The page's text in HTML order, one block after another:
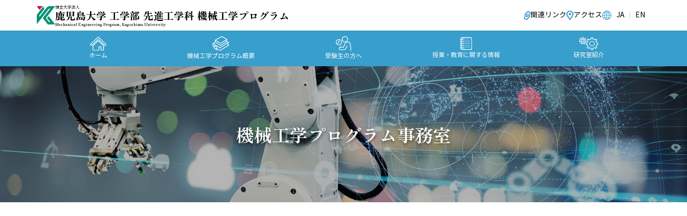
国立大学法人
鹿児島大学 工学部 先進工学科 機械工学プログラム
Mechanical Engineering Program, Kagoshima University
関連リンク アクセス JA EN
ホーム 機械工学プログラム概要 受験生の方へ 授業・教育に関する情報 研究室紹介
機械工学プログラム事務室